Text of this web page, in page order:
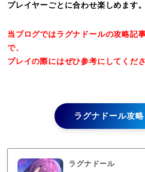
プレイヤーごとに合わせ楽しめます。
当ブログではラグナドールの攻略記
で、
プレイの際にはぜひ参考にしてくださ
ラグナドール攻略
ラグナドール